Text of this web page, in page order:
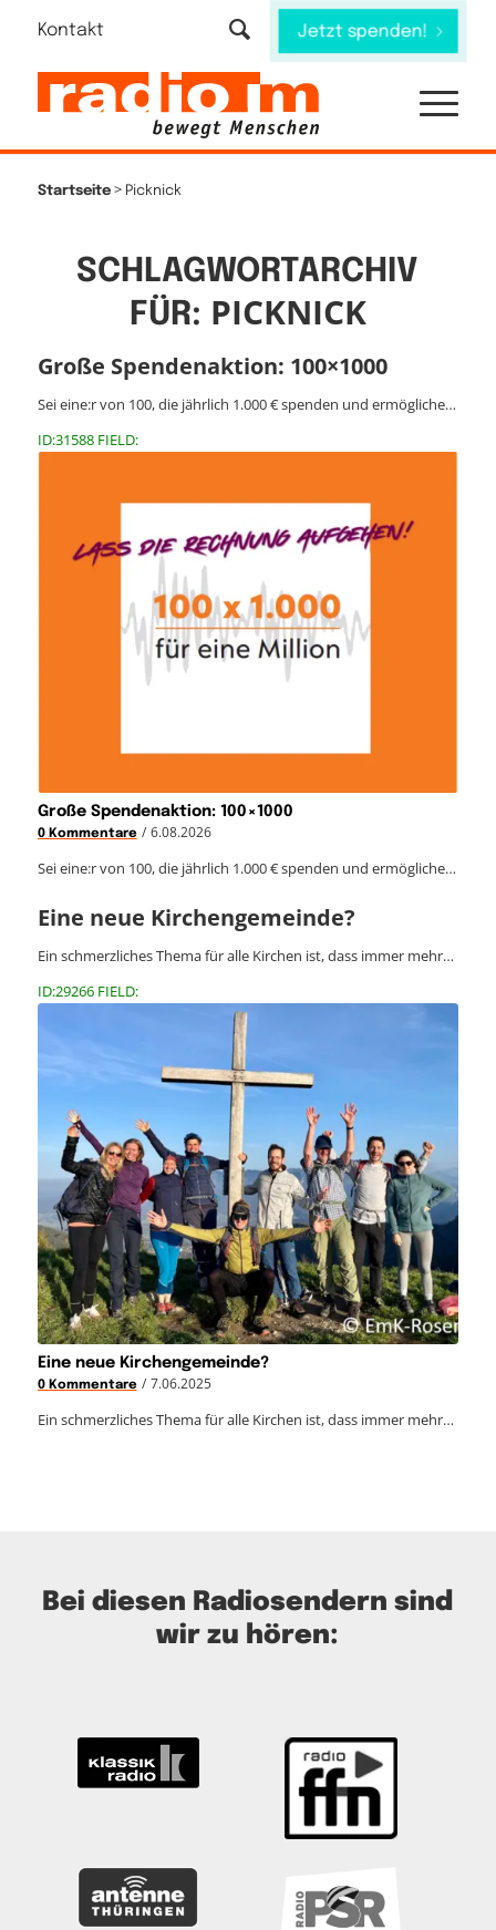
Kontakt Jetzt spenden!
Startseite> Picknick
SCHLAGWORTARCHIV
FÜR: PICKNICK
Große Spendenaktion: 100×1000
Sei eine:r von 100, die jährlich 1.000 € spenden und ermögliche…
ID:31588 FIELD:
Große Spendenaktion: 100×1000
0 Kommentare / 6.08.2026
Sei eine:r von 100, die jährlich 1.000 € spenden und ermögliche…
Eine neue Kirchengemeinde?
Ein schmerzliches Thema für alle Kirchen ist, dass immer mehr…
ID:29266 FIELD:
Eine neue Kirchengemeinde?
0 Kommentare / 7.06.2025
Ein schmerzliches Thema für alle Kirchen ist, dass immer mehr…
Bei diesen Radiosendern sind
wir zu hören: